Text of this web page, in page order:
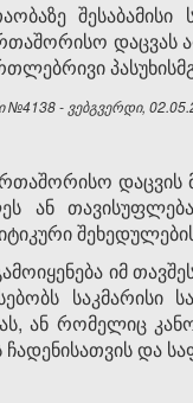
№4138 - ვებგვერდი,
ან
იმ
ან რომელიც
ჩადენისათვის და